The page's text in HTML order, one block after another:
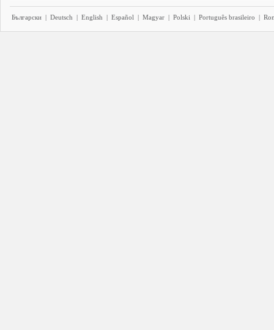
Български | Deutsch | English | Español | Magyar | Polski | Português brasileiro |